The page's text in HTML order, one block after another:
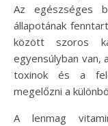
Az egészséges
állapotának
között szoros
egyensúlyban van,
toxinok és a
megelőzni a
A lenmag